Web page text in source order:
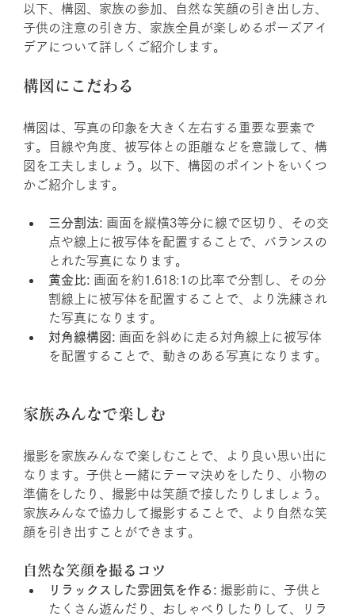
以下、構図、家族の参加、自然な笑顔の引き出し方、
子供の注意の引き方、家族全員が楽しめるポーズアイ
デアについて詳しくご紹介します。
構図にこだわる
構図は、写真の印象を大きく左右する重要な要素で
す。目線や角度、被写体との距離などを意識して、構
図を工夫しましょう。以下、構図のポイントをいくつ
かご紹介します。
三分割法: 画面を縦横3等分に線で区切り、その交
点や線上に被写体を配置することで、バランスの
とれた写真になります。
黄金比: 画面を約1.618:1の比率で分割し、その分
割線上に被写体を配置することで、より洗練され
た写真になります。
対角線構図: 画面を斜めに走る対角線上に被写体
を配置することで、動きのある写真になります。
家族みんなで楽しむ
撮影を家族みんなで楽しむことで、より良い思い出に
なります。子供と一緒にテーマ決めをしたり、小物の
準備をしたり、撮影中は笑顔で接したりしましょう。
家族みんなで協力して撮影することで、より自然な笑
顔を引き出すことができます。
自然な笑顔を撮るコツ
リラックスした雰囲気を作る: 撮影前に、子供と
たくさん遊んだり、おしゃべりしたりして、リラ